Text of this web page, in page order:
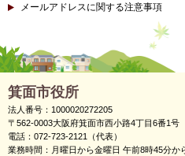
メールアドレスに関する注意事項
箕面市役所
法人番号：1000020272205
〒562-0003大阪府箕面市西小路4丁目6番1号
電話：072-723-2121（代表）
業務時間：月曜日から金曜日 午前8時45分か